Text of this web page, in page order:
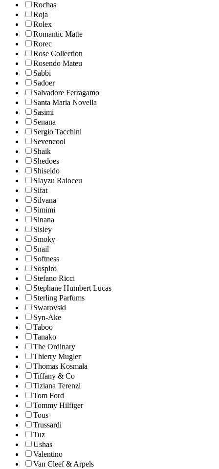
Rochas
Roja
Rolex
Romantic Matte
Rorec
Rose Collection
Rosendo Mateu
Sabbi
Sadoer
Salvadore Ferragamo
Santa Maria Novella
Sasimi
Senana
Sergio Tacchini
Sevencool
Shaik
Shedoes
Shiseido
SIayzu Raioceu
Sifat
Silvana
Simimi
Sinana
Sisley
Smoky
Snail
Softness
Sospiro
Stefano Ricci
Stephane Humbert Lucas
Sterling Parfums
Swarovski
Syn-Ake
Taboo
Tanako
The Ordinary
Thierry Mugler
Thomas Kosmala
Tiffany & Co
Tiziana Terenzi
Tom Ford
Tommy Hilfiger
Tous
Trussardi
Tuz
Ushas
Valentino
Van Cleef & Arpels